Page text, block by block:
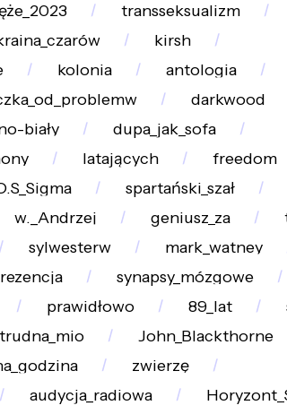
transseksualizm
kirsh
kolonia
antologia
darkwood
biały
dupa_jak_sofa
latających
freedom
spartański_szał
w._Andrzej geniusz_za
sylwesterw
mark_watney
synapsy_mózgowe
prawidłowo 89_lat
trudna_mio
John_Blackthorne
zwierzę
audycja_radiowa